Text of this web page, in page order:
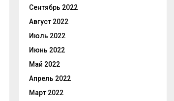
Сентябрь 2022
Август 2022
Июль 2022
Июнь 2022
Май 2022
Апрель 2022
Март 2022